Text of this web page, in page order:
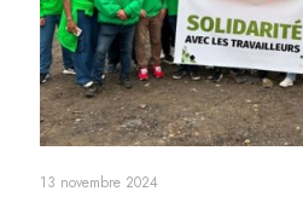
13 novembre 2024